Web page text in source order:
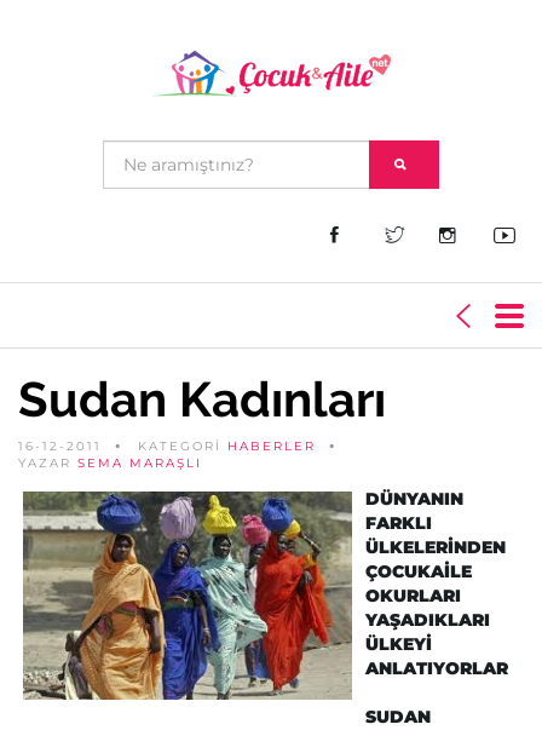
Sudan Kadınları
16-12-2011 KATEGORİ HABERLER
YAZAR SEMA MARAŞLI
DÜNYANIN
FARKLI
ÜLKELERİNDEN
ÇOCUKAİLE
OKURLARI
YAŞADIKLARI
ÜLKEYİ
ANLATIYORLAR
SUDAN